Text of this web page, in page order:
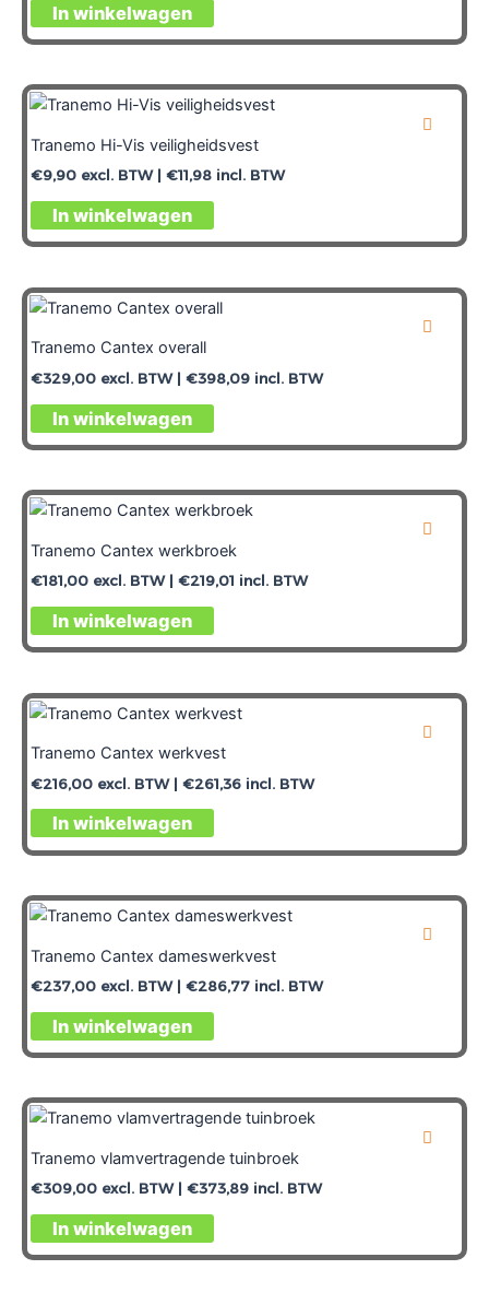
In winkelwagen
Tranemo Hi-Vis veiligheidsvest
€9,90 excl. BTW | €11,98 incl. BTW
In winkelwagen
Tranemo Cantex overall
€329,00 excl. BTW | €398,09 incl. BTW
In winkelwagen
Tranemo Cantex werkbroek
€181,00 excl. BTW | €219,01 incl. BTW
In winkelwagen
Tranemo Cantex werkvest
€216,00 excl. BTW | €261,36 incl. BTW
In winkelwagen
Tranemo Cantex dameswerkvest
€237,00 excl. BTW | €286,77 incl. BTW
In winkelwagen
Tranemo vlamvertragende tuinbroek
€309,00 excl. BTW | €373,89 incl. BTW
In winkelwagen